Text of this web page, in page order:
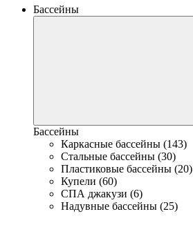
Бассейны
Бассейны
Каркасные бассейны (143)
Стальные бассейны (30)
Пластиковые бассейны (20)
Купели (60)
СПА джакузи (6)
Надувные бассейны (25)